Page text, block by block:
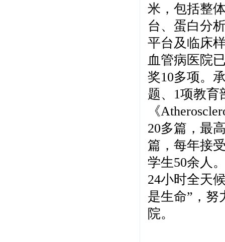
米，包括整
台、蛋白分
平台及临床
血管病医院
奖10多项。
题、1项教育
《
20多篇，最
篇，每年接
学生50余人
24小时全天
是生命”，努
院。